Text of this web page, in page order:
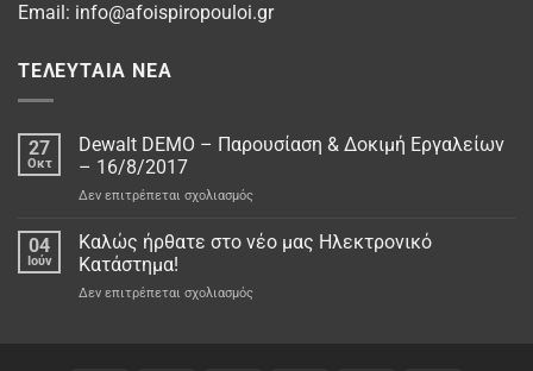
Email: info@afoispiropouloi.gr
ΤΕΛΕΥΤΑΊΑ ΝΈΑ
27
Οκτ
Dewalt DEMO – Παρουσίαση & Δοκιμή Εργαλείων
– 16/8/2017
Δεν επιτρέπεται σχολιασμόςστο
DEMO
&
04
Ιούν
Καλώς ήρθατε στο νέo μας Ηλεκτρονικό
Κατάστημα!
Δεν επιτρέπεται σχολιασμόςστο